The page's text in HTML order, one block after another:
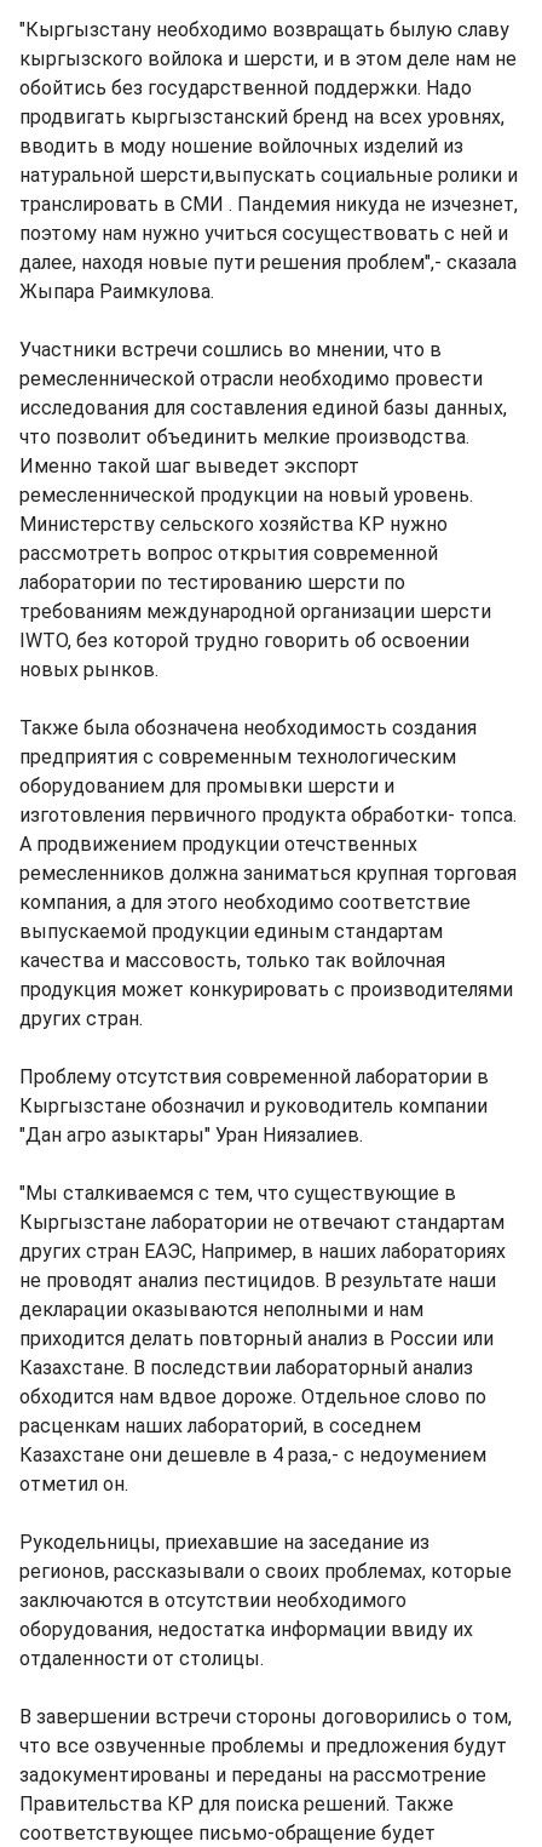
"Кыргызстану необходимо возвращать былую славу
кыргызского войлока и шерсти, и в этом деле нам не
обойтись без государственной поддержки. Надо
продвигать кыргызстанский бренд на всех уровнях,
вводить в моду ношение войлочных изделий из
натуральной шерсти,выпускать социальные ролики и
транслировать в СМИ . Пандемия никуда не изчезнет,
поэтому нам нужно учиться сосуществовать с ней и
далее, находя новые пути решения проблем",- сказала
Жыпара Раимкулова.
Участники встречи сошлись во мнении, что в
ремесленнической отрасли необходимо провести
исследования для составления единой базы данных,
что позволит объединить мелкие производства.
Именно такой шаг выведет экспорт
ремесленнической продукции на новый уровень.
Министерству сельского хозяйства КР нужно
рассмотреть вопрос открытия современной
лаборатории по тестированию шерсти по
требованиям международной организации шерсти
IWTO, без которой трудно говорить об освоении
новых рынков.
Также была обозначена необходимость создания
предприятия с современным технологическим
оборудованием для промывки шерсти и
изготовления первичного продукта обработки- топса.
А продвижением продукции отечственных
ремесленников должна заниматься крупная торговая
компания, а для этого необходимо соответствие
выпускаемой продукции единым стандартам
качества и массовость, только так войлочная
продукция может конкурировать с производителями
других стран.
Проблему отсутствия современной лаборатории в
Кыргызстане обозначил и руководитель компании
"Дан агро азыктары" Уран Ниязалиев.
"Мы сталкиваемся с тем, что существующие в
Кыргызстане лаборатории не отвечают стандартам
других стран ЕАЭС, Например, в наших лабораториях
не проводят анализ пестицидов. В результате наши
декларации оказываются неполными и нам
приходится делать повторный анализ в России или
Казахстане. В последствии лабораторный анализ
обходится нам вдвое дороже. Отдельное слово по
расценкам наших лабораторий, в соседнем
Казахстане они дешевле в 4 раза,- с недоумением
отметил он.
Рукодельницы, приехавшие на заседание из
регионов, рассказывали о своих проблемах, которые
заключаются в отсутствии необходимого
оборудования, недостатка информации ввиду их
отдаленности от столицы.
В завершении встречи стороны договорились о том,
что все озвученные проблемы и предложения будут
задокументированы и переданы на рассмотрение
Правительства КР для поиска решений. Также
соответствующее письмо-обращение будет